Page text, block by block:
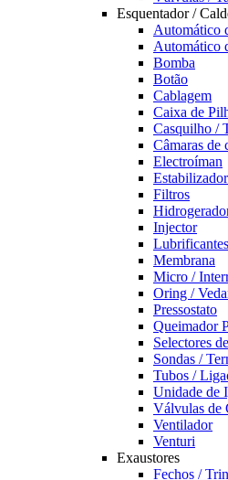
Esquentador /
Automático
Automático
Bomba
Botão
Cablagem
Caixa de
Casquilho /
Câmaras de
Electroíman
Filtros
Injector
Lubrificantes
Membrana
Micro /
Oring /
Pressostato
Queimador
Selectores
Sondas /
Tubos /
Unidade de
Válvulas de
Ventilador
Venturi
Exaustores
Fechos /